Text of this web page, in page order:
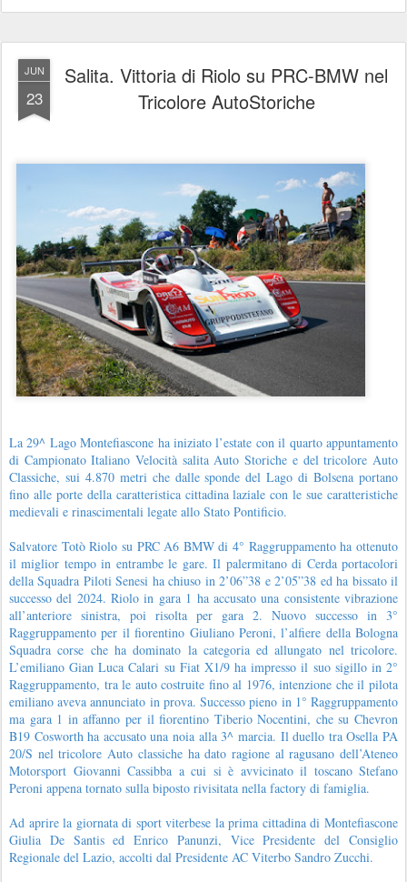
JUN
23
Salita. Vittoria di Riolo su PRC-BMW nel
Tricolore AutoStoriche
La 29^ Lago Montefiascone ha iniziato l’estate con il quarto appuntamento
di Campionato Italiano Velocità salita Auto Storiche e del tricolore Auto
Classiche, sui 4.870 metri che dalle sponde del Lago di Bolsena portano
fino alle porte della caratteristica cittadina laziale con le sue caratteristiche
medievali e rinascimentali legate allo Stato Pontificio.
Salvatore Totò Riolo su PRC A6 BMW di 4° Raggruppamento ha ottenuto
il miglior tempo in entrambe le gare. Il palermitano di Cerda portacolori
della Squadra Piloti Senesi ha chiuso in 2’06”38 e 2’05”38 ed ha bissato il
successo del 2024. Riolo in gara 1 ha accusato una consistente vibrazione
all’anteriore sinistra, poi risolta per gara 2. Nuovo successo in 3°
Raggruppamento per il fiorentino Giuliano Peroni, l’alfiere della Bologna
Squadra corse che ha dominato la categoria ed allungato nel tricolore.
L’emiliano Gian Luca Calari su Fiat X1/9 ha impresso il suo sigillo in 2°
Raggruppamento, tra le auto costruite fino al 1976, intenzione che il pilota
emiliano aveva annunciato in prova. Successo pieno in 1° Raggruppamento
ma gara 1 in affanno per il fiorentino Tiberio Nocentini, che su Chevron
B19 Cosworth ha accusato una noia alla 3^ marcia. Il duello tra Osella PA
20/S nel tricolore Auto classiche ha dato ragione al ragusano dell’Ateneo
Motorsport Giovanni Cassibba a cui si è avvicinato il toscano Stefano
Peroni appena tornato sulla biposto rivisitata nella factory di famiglia.
Ad aprire la giornata di sport viterbese la prima cittadina di Montefiascone
Giulia De Santis ed Enrico Panunzi, Vice Presidente del Consiglio
Regionale del Lazio, accolti dal Presidente AC Viterbo Sandro Zucchi.